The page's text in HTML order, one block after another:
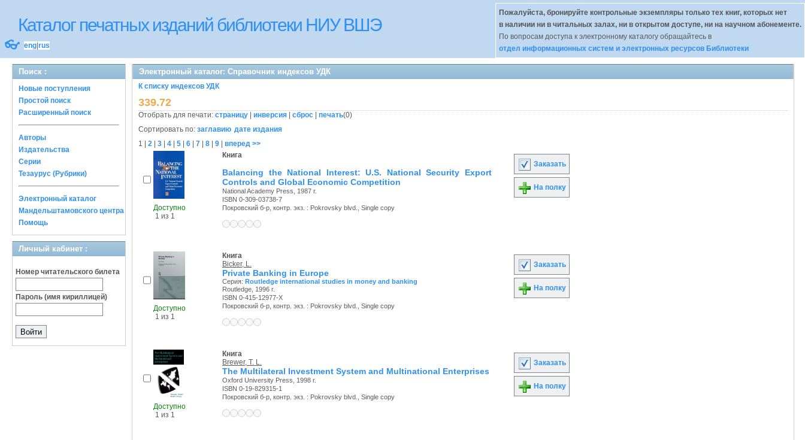
Каталог печатных изданий библиотеки НИУ ВШЭ
👓 eng rus
Пожалуйста, бронируйте контрольные экземпляры только тех книг, которых нет
в наличии ни в читальных залах, ни в открытом доступе, ни на научном абонементе.
По вопросам доступа к электронному каталогу обращайтесь в
отдел информационных систем и электронных ресурсов Библиотеки
Поиск :
Новые поступления
Простой поиск
Расширенный поиск
Авторы
Издательства
Серии
Тезаурус (Рубрики)
Электронный каталог
Мандельштамовского центра
Помощь
Личный кабинет :
Номер читательского билета
Пароль (имя кириллицей)
Электронный каталог: Справочник индексов УДК
К списку индексов УДК
339.72
Отобрать для печати: страницу инверсия сброс печать(0)
Сортировать по: заглавию дате издания
1
2 3 4 5 6 7 8 9 вперед >>
Доступно
1 из 1
Книга
Balancing the National Interest: U.S. National Security Export
Controls and Global Economic Competition
National Academy Press, 1987 г.
ISBN 0-309-03738-7
Покровский б-р, контр. экз. : Pokrovsky blvd., Single copy
Заказать
На полку
Доступно
1 из 1
Книга
Bicker, L.
Private Banking in Europe
Серия: Routledge international studies in money and banking
Routledge, 1996 г.
ISBN 0-415-12977-X
Покровский б-р, контр. экз. : Pokrovsky blvd., Single copy
Заказать
На полку
Доступно
1 из 1
Книга
Brewer, T. L.
The Multilateral Investment System and Multinational Enterprises
Oxford University Press, 1998 г.
ISBN 0-19-829315-1
Покровский б-р, контр. экз. : Pokrovsky blvd., Single copy
Заказать
На полку